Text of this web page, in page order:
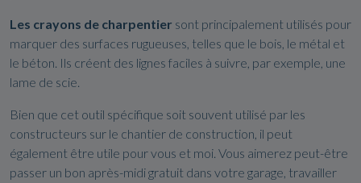
Les crayons de charpentier sont principalement utilisés pour
marquer des surfaces rugueuses, telles que le bois, le métal et
le béton. Ils créent des lignes faciles à suivre, par exemple, une
lame de scie.
Bien que cet outil spécifique soit souvent utilisé par les
constructeurs sur le chantier de construction, il peut
également être utile pour vous et moi. Vous aimerez peut-être
passer un bon après-midi gratuit dans votre garage, travailler